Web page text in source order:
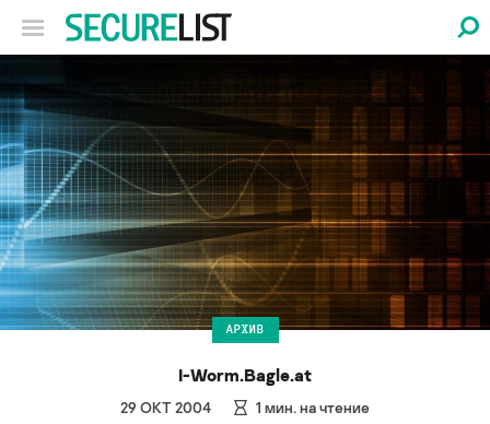
АРХИВ
I-Worm.Bagle.at
29 ОКТ 2004 1 мин. на чтение